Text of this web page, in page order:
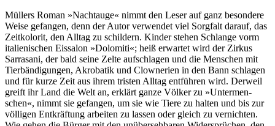
Müllers Roman »Nachtauge« nimmt den Leser auf ganz besondere
Weise gefangen, denn der Autor ver­wendet viel Sorgfalt darauf, das
Zeitkolorit, den Alltag zu schildern. Kinder stehen Schlange vorm
italieni­schen Eissalon »Dolomiti«; heiß erwartet wird der Zirkus
Sarrasani, der bald seine Zelte aufschlagen und die Menschen mit
Tierbändigungen, Akrobatik und Clownerien in den Bann schlagen
und für kurze Zeit aus ihrem tristen Alltag entführen wird. Derweil
greift ihr Land die Welt an, erklärt ganze Völker zu »Un­ter­men­
schen«, nimmt sie gefangen, um sie wie Tiere zu halten und bis zur
völligen Entkräftung arbei­ten zu lassen oder gleich zu vernichten.